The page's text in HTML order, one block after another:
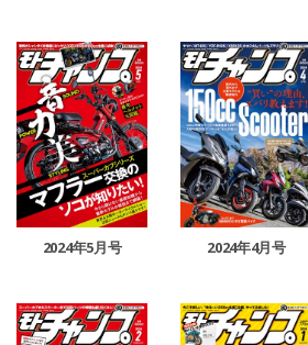
2024年5月号 2024年4月号